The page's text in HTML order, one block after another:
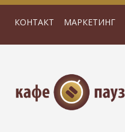
КОНТАКТ МАРКЕТИНГ